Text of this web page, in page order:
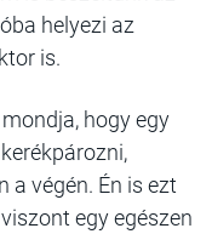
helyezi az
is.
hogy egy
a végén. Én is ezt
egy egészen